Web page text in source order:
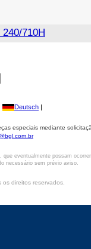
240/710H
Deutsch |
especiais mediante
eventualmente possam
necessário sem prévio aviso.
direitos reservados.